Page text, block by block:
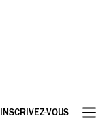
INSCRIVEZ-VOUS